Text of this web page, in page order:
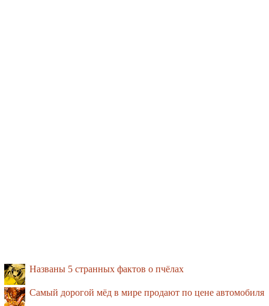
Названы 5 странных фактов о пчёлах
Самый дорогой мёд в мире продают по цене автомобиля